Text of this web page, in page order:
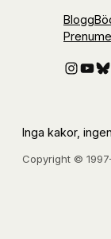
Blogg
Inga kakor,
Copyright ©